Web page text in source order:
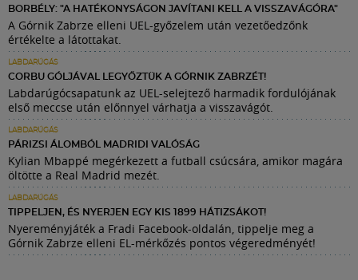
BORBÉLY: "A HATÉKONYSÁGON JAVÍTANI KELL A VISSZAVÁGÓRA"
A Górnik Zabrze elleni UEL-győzelem után vezetőedzőnk
értékelte a látottakat.
LABDARÚGÁS
CORBU GÓLJÁVAL LEGYŐZTÜK A GÓRNIK ZABRZÉT!
Labdarúgócsapatunk az UEL-selejtező harmadik fordulójának
első meccse után előnnyel várhatja a visszavágót.
LABDARÚGÁS
PÁRIZSI ÁLOMBÓL MADRIDI VALÓSÁG
Kylian Mbappé megérkezett a futball csúcsára, amikor magára
öltötte a Real Madrid mezét.
LABDARÚGÁS
TIPPELJEN, ÉS NYERJEN EGY KIS 1899 HÁTIZSÁKOT!
Nyereményjáték a Fradi Facebook-oldalán, tippelje meg a
Górnik Zabrze elleni EL-mérkőzés pontos végeredményét!